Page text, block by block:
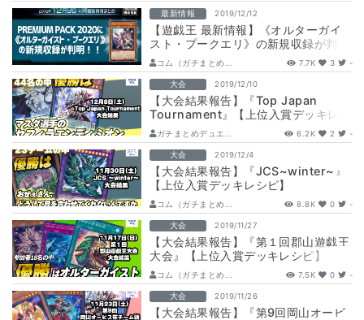
最新情報 2019/12/12
【遊戯王 最新情報】《オルターガイ
スト・プークエリ》の新規収録が判
明！ ｜【PREMIUM PACK2020】
コム（ガチまとめ... 7.7K 3 -
大会 2019/12/10
【大会結果報告】『Top Japan
Tournament』【上位入賞デッキレシ
ピ】
ガチまとめデュエ... 6.2K 2 -
大会 2019/12/4
【大会結果報告】『JCS~winter~』
【上位入賞デッキレシピ】
コム（ガチまとめ... 8.8K 0 -
大会 2019/11/27
【大会結果報告】『第１回郡山遊戯王
大会』【上位入賞デッキレシピ】
コム（ガチまとめ... 7.5K 0 -
大会 2019/11/26
【大会結果報告】『第9回岡山オービ